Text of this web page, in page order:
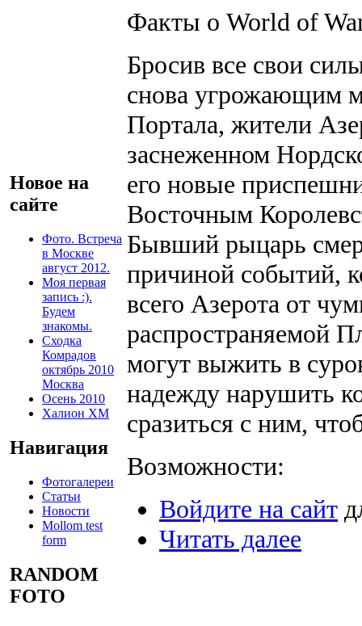
Новое на
сайте
Фото. Встреча
в Москве
август 2012.
Моя первая
запись :).
Будем
знакомы.
Сходка
Комрадов
октябрь 2010
Москва
Осень 2010
Халион ХМ
Навигация
Фотогалереи
Статьи
Новости
Mollom test
form
RANDOM
FOTO
Факты о World of
Бросив все свои
снова угрожающим
Портала, жители
заснеженном
его новые
Восточным
Бывший рыцарь
причиной событий,
всего Азерота от
распространяемой
могут выжить в
надежду нарушить
сразиться с ним,
Возможности:
Войдите на сайт
Читать далее